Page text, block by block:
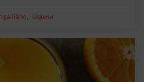
galliano, Liqueur